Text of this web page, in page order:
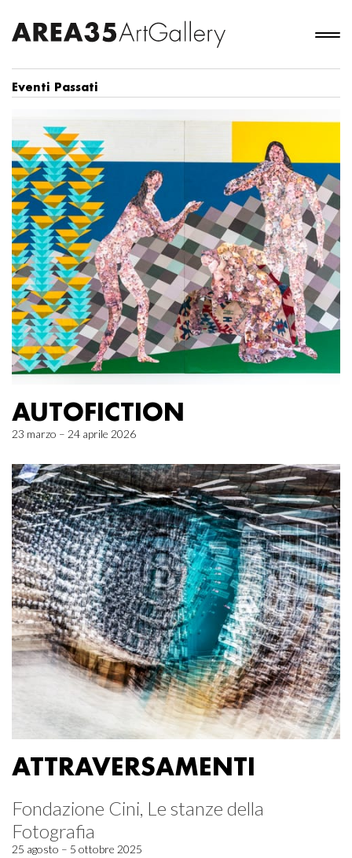
Eventi Passati
AUTOFICTION
23 marzo – 24 aprile 2026
ATTRAVERSAMENTI
Fondazione Cini, Le stanze della
Fotografia
25 agosto – 5 ottobre 2025